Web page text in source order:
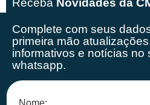
Complete com seus
primeira mão
informativos e notícias no
whatsapp.